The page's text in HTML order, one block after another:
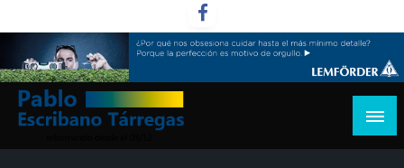
al
contenido
informando desde el 03/12